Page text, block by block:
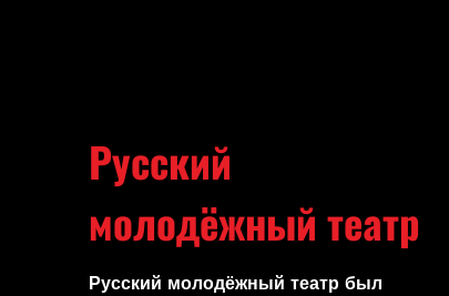
Русский
молодёжный театр
Русский молодёжный театр был